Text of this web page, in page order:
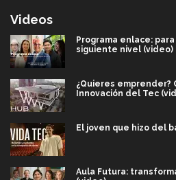
Videos
Programa enlace:
siguiente nivel (video)
¿Quieres emprender?
Innovación del Tec
El joven que hizo del
Aula Futura: